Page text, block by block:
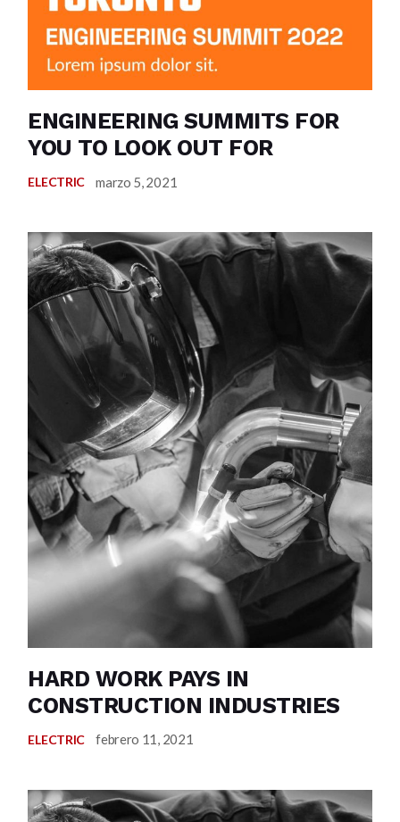
ENGINEERING SUMMITS FOR
YOU TO LOOK OUT FOR
ELECTRIC marzo 5, 2021
HARD WORK PAYS IN
CONSTRUCTION INDUSTRIES
ELECTRIC febrero 11, 2021